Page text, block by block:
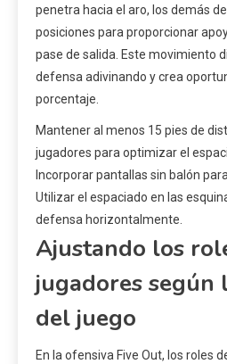
penetra hacia el aro, los demás
posiciones para proporcionar
pase de salida. Este movimiento
defensa adivinando y crea
porcentaje.
Mantener al menos 15 pies de
jugadores para optimizar el
Incorporar pantallas sin balón
Utilizar el espaciado en las
defensa horizontalmente.
Ajustando los
jugadores según
del juego
En la ofensiva Five Out, los roles